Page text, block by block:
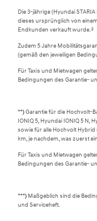
Die 3-jährige (Hyundai
dieses ursprünglich von
Endkunden verkauft wurde. 2
Zudem 5 Jahre
(gemäß den jeweiligen
Für Taxis und Mietwagen
Bedingungen des Garantie-
**)Garantie für die Hochvolt-
IONIQ 5, Hyundai IONIQ 5 N,
sowie für alle Hochvolt
km, je nachdem, was zuerst
Für Taxis und Mietwagen
Bedingungen des Garantie-
***) Maßgeblich sind die
und Serviceheft.